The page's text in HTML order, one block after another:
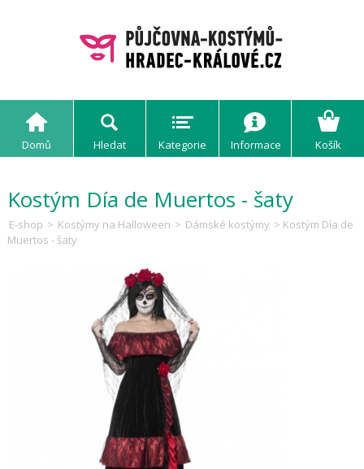
Domů Hledat Kategorie Informace Košík
Kostým Día de Muertos - šaty
E-shop > Kostýmy na Halloween > Dámské kostýmy > Kostým Día de
Muertos - šaty